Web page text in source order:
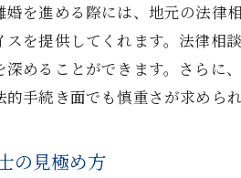
年金
専門
弁護
を進める際には、地元の法律
スを提供してくれます。法律相
深めることができます。さらに
手続き面でも慎重さが求めら
の見極め方